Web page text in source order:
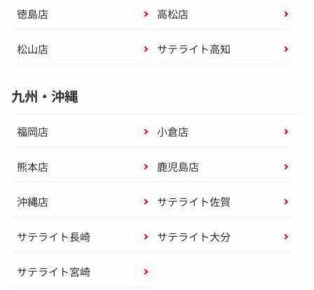
徳島店 高松店
松山店 サテライト高知
九州・沖縄
福岡店 小倉店
熊本店 鹿児島店
沖縄店 サテライト佐賀
サテライト長崎 サテライト大分
サテライト宮崎